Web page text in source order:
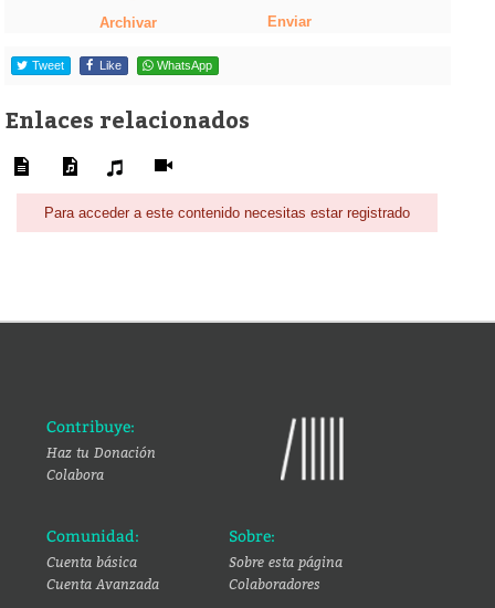
Archivar Enviar
Tweet Like WhatsApp
Enlaces relacionados
Para acceder a este contenido necesitas estar registrado
Contribuye:
Haz tu Donación
Colabora
Comunidad:
Cuenta básica
Cuenta Avanzada
Sobre:
Sobre esta página
Colaboradores